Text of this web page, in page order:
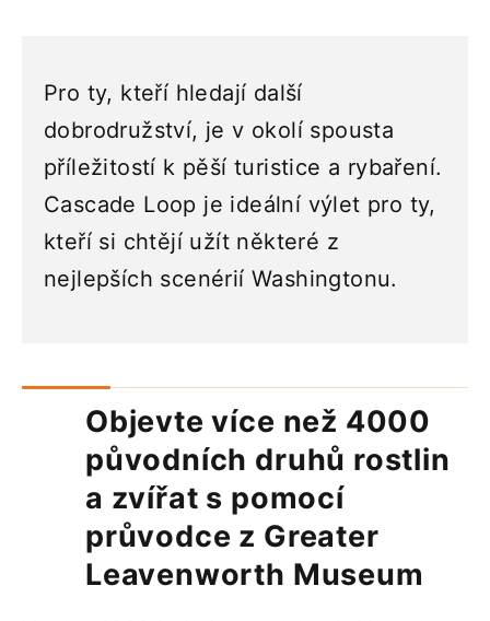
Pro ty, kteří hledají další
dobrodružství, je v okolí spousta
příležitostí k pěší turistice a rybaření.
Cascade Loop je ideální výlet pro ty,
kteří si chtějí užít některé z
nejlepších scenérií Washingtonu.
Objevte více než 4000
původních druhů rostlin
a zvířat s pomocí
průvodce z Greater
Leavenworth Museum